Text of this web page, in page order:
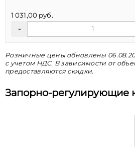
1 031,00 руб.
Розничные цены обновлены
с учетом НДС. В зависимости от
предоставляются скидки.
Запорно-регулирующие